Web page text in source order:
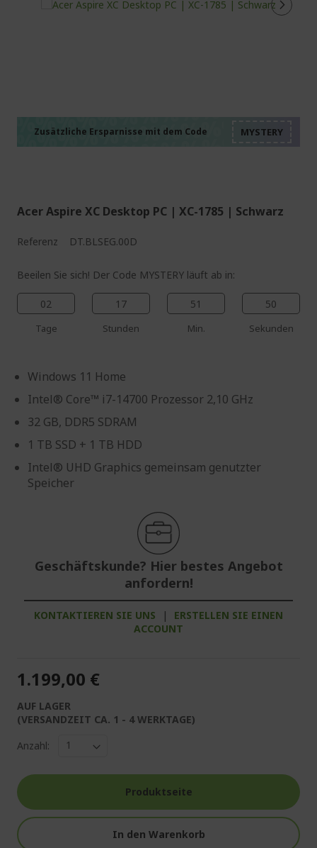
Zusätzliche Ersparnisse mit dem Code
Acer Aspire XC Desktop PC | XC-1785 | Schwarz
Referenz DT.BLSEG.00D
Beeilen Sie sich! Der Code MYSTERY läuft ab in:
02
Tage
17
Stunden
51
Min.
49
Sekunden
Windows 11 Home
Intel® Core™ i7-14700 Prozessor 2,10 GHz
32 GB, DDR5 SDRAM
1 TB SSD + 1 TB HDD
Intel® UHD Graphics gemeinsam genutzter
Speicher
Geschäftskunde? Hier bestes Angebot
anfordern!
KONTAKTIEREN SIE UNS |
ERSTELLEN SIE EINEN
ACCOUNT
1.199,00 €
AUF LAGER
(VERSANDZEIT CA. 1 - 4 WERKTAGE)
Anzahl:
Produktseite
In den Warenkorb